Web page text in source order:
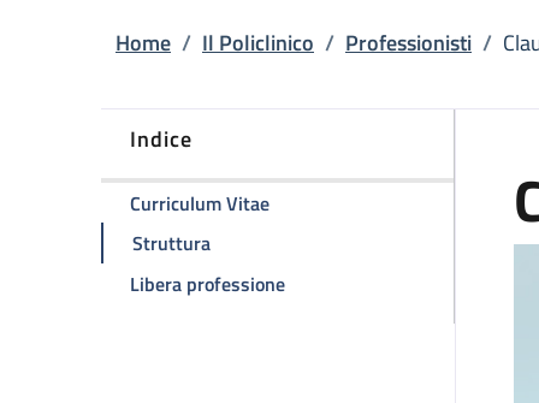
Briciole di pane
Home / Il Policlinico / Professionisti /
Indice
Curriculum Vitaedella pagina Claudio Zamagni
Strutturadella pagina Claudio Zamagni
Libera professionedella pagina Claudio Zamagni